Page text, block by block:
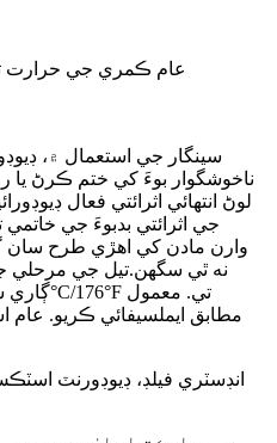
عام ڪمري جي حرارت
ناخوشگوار بوءَ کي ختم ڪرڻ يا
لوڻ انتهائي اثرائتي فعال
جي اثرائتي بدبوءَ جي خاتمي
وارن مادن کي اهڙي طرح
نه ٿي سگهن.تيل جي مرحلي